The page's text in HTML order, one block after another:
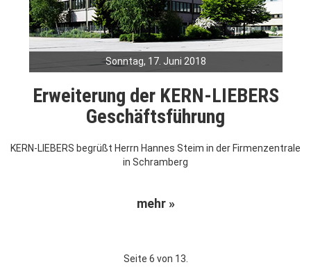
Sonntag, 17. Juni 2018
Erweiterung der KERN-LIEBERS
Geschäftsführung
KERN-LIEBERS begrüßt Herrn Hannes Steim in der Firmenzentrale
in Schramberg
mehr »
Seite 6 von 13.